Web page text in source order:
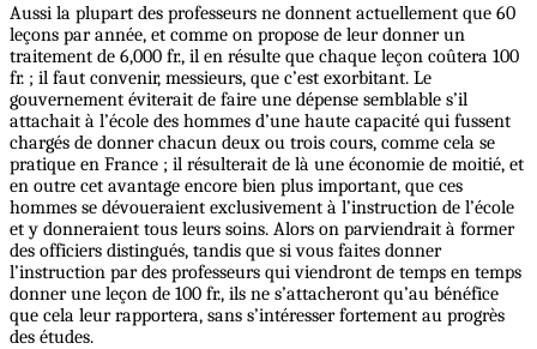
Aussi la plupart des professeurs ne donnent actuellement que 60
leçons par année, et comme on propose de leur donner un
traitement de 6,000 fr., il en résulte que chaque leçon coûtera 100
fr. ; il faut convenir, messieurs, que c’est exorbitant. Le
gouvernement éviterait de faire une dépense semblable s’il
attachait à l’école des hommes d’une haute capacité qui fussent
chargés de donner chacun deux ou trois cours, comme cela se
pratique en France ; il résulterait de là une économie de moitié, et
en outre cet avantage encore bien plus important, que ces
hommes se dévoueraient exclusivement à l’instruction de l’école
et y donneraient tous leurs soins. Alors on parviendrait à former
des officiers distingués, tandis que si vous faites donner
l’instruction par des professeurs qui viendront de temps en temps
donner une leçon de 100 fr., ils ne s’attacheront qu’au bénéfice
que cela leur rapportera, sans s’intéresser fortement au progrès
des études.